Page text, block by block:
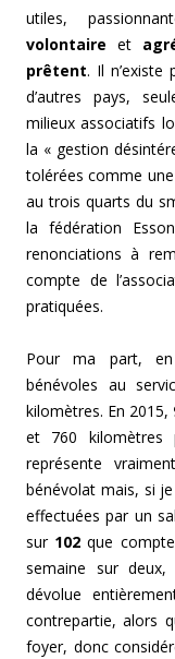
utiles,
volontaire et
prêtent. Il n’existe
d’autres pays,
milieux associatifs
la « gestion
tolérées comme
au trois quarts du
la fédération
renonciations à
compte de
pratiquées.
Pour ma part, en
bénévoles au
kilomètres. En 2015,
et 760 kilomètres
représente
bénévolat mais, si
effectuées par un
sur 102 que
semaine sur
dévolue
contrepartie, alors
foyer, donc